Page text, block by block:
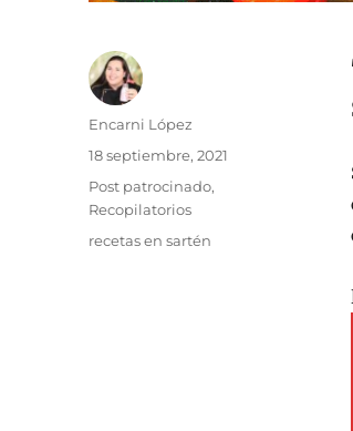
Autor
Encarni López
Publicado
18 septiembre, 2021
Categorías
Post patrocinado,
Recopilatorios
Etiquetas
recetas en sartén